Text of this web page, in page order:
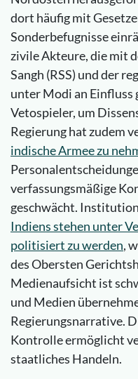
dort häufig mit
Sonderbefugnisse
zivile Akteure, die mit
Sangh (RSS) und der
unter Modi an Einfluss
Vetospieler, um
Regierung hat zudem
indische Armee zu
verfassungsmäßige
geschwächt.
Indiens stehen unter
politisiert zu werden,
des Obersten
Medienaufsicht ist
und Medien
Regierungsnarrative.
Kontrolle ermöglicht
staatliches Handeln.